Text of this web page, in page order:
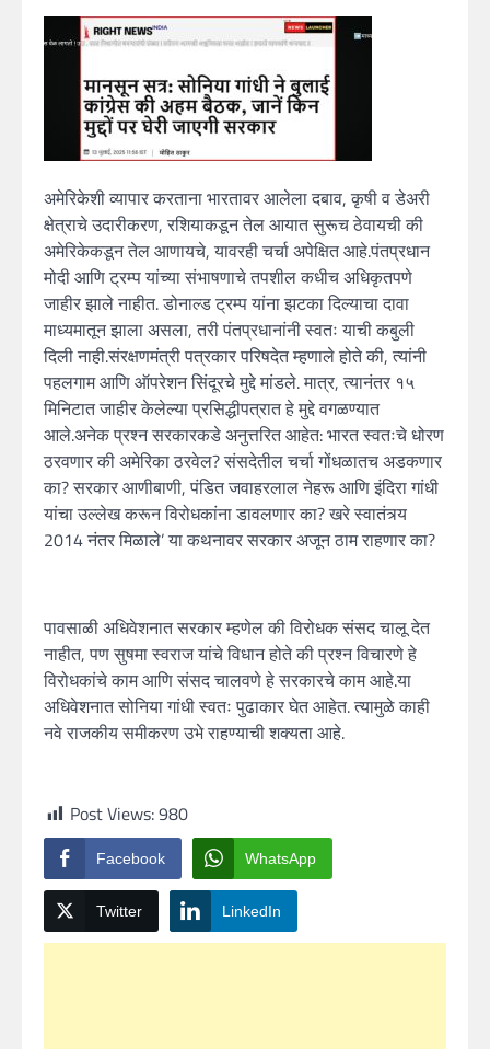
अमेरिकेशी व्यापार करताना भारतावर आलेला दबाव, कृषी व डेअरी
क्षेत्राचे उदारीकरण, रशियाकडून तेल आयात सुरूच ठेवायची की
अमेरिकेकडून तेल आणायचे, यावरही चर्चा अपेक्षित आहे.पंतप्रधान
मोदी आणि ट्रम्प यांच्या संभाषणाचे तपशील कधीच अधिकृतपणे
जाहीर झाले नाहीत. डोनाल्ड ट्रम्प यांना झटका दिल्याचा दावा
माध्यमातून झाला असला, तरी पंतप्रधानांनी स्वतः याची कबुली
दिली नाही.संरक्षणमंत्री पत्रकार परिषदेत म्हणाले होते की, त्यांनी
पहलगाम आणि ऑपरेशन सिंदूरचे मुद्दे मांडले. मात्र, त्यानंतर १५
मिनिटात जाहीर केलेल्या प्रसिद्धीपत्रात हे मुद्दे वगळण्यात
आले.अनेक प्रश्न सरकारकडे अनुत्तरित आहेत: भारत स्वतःचे धोरण
ठरवणार की अमेरिका ठरवेल? संसदेतील चर्चा गोंधळातच अडकणार
का? सरकार आणीबाणी, पंडित जवाहरलाल नेहरू आणि इंदिरा गांधी
यांचा उल्लेख करून विरोधकांना डावलणार का? खरे स्वातंत्र्य
2014 नंतर मिळाले’ या कथनावर सरकार अजून ठाम राहणार का?
पावसाळी अधिवेशनात सरकार म्हणेल की विरोधक संसद चालू देत
नाहीत, पण सुषमा स्वराज यांचे विधान होते की प्रश्न विचारणे हे
विरोधकांचे काम आणि संसद चालवणे हे सरकारचे काम आहे.या
अधिवेशनात सोनिया गांधी स्वतः पुढाकार घेत आहेत. त्यामुळे काही
नवे राजकीय समीकरण उभे राहण्याची शक्यता आहे.
Post Views:980
Facebook WhatsApp
Twitter LinkedIn